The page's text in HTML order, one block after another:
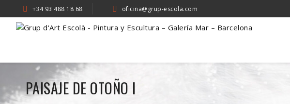
+34 93 488 18 68 oficina@grup-escola.com
PAISAJE DE OTOÑO I